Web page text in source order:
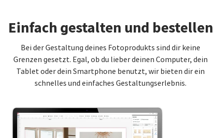
Einfach gestalten und bestellen
Bei der Gestaltung deines Fotoprodukts sind dir keine
Grenzen gesetzt. Egal, ob du lieber deinen Computer, dein
Tablet oder dein Smartphone benutzt, wir bieten dir ein
schnelles und einfaches Gestaltungserlebnis.